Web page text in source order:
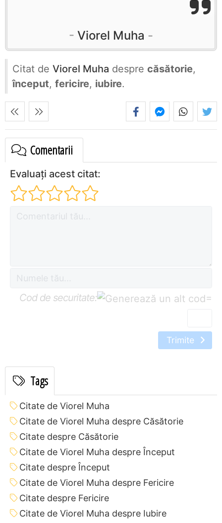
Viorel Muha
Citat de Viorel Muha despre căsătorie,
început, fericire, iubire.
Comentarii
Evaluați acest citat:
Cod de securitate: =
Trimite
Tags
Citate de Viorel Muha
Citate de Viorel Muha despre Căsătorie
Citate despre Căsătorie
Citate de Viorel Muha despre Început
Citate despre Început
Citate de Viorel Muha despre Fericire
Citate despre Fericire
Citate de Viorel Muha despre Iubire